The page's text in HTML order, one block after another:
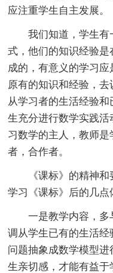
应注重学生自主发展。
我们知道，学生有
式，他们的知识经验
成的，有意义的学习
原有的知识和经验，
从学习者的生活经验
生充分进行数学实践
习数学的主人，教师
者，合作者。
《课标》的精神和
学习《课标》后的几点
一是教学内容，多
调从学生已有的生活
问题抽象成数学模型
生亲切感，才能有益